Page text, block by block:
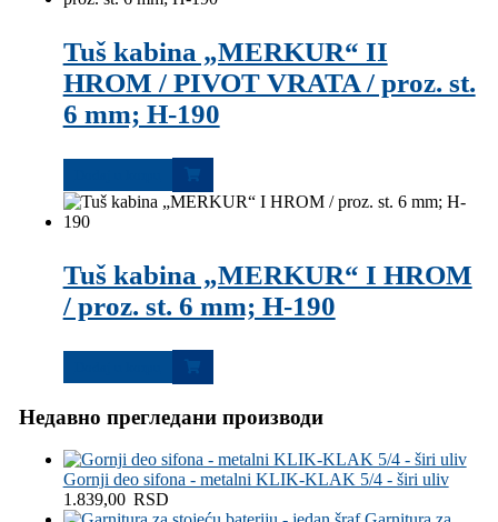
Tuš kabina „MERKUR“ II
HROM / PIVOT VRATA / proz. st.
6 mm; H-190
Tuš kabina „MERKUR“ I HROM
/ proz. st. 6 mm; H-190
Недавно прегледани производи
Gornji deo sifona - metalni KLIK-KLAK 5/4 - širi uliv
1.839,00 RSD